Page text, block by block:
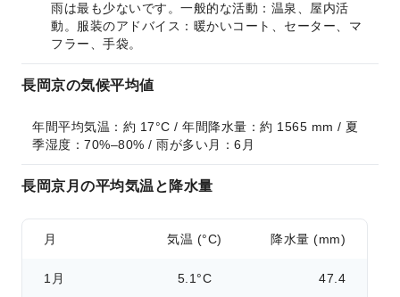
雨は最も少ないです。一般的な活動：温泉、屋内活
動。服装のアドバイス：暖かいコート、セーター、マ
フラー、手袋。
長岡京の気候平均値
年間平均気温：約 17°C / 年間降水量：約 1565 mm / 夏
季湿度：70%–80% / 雨が多い月：6月
長岡京月の平均気温と降水量
月 気温 (°C) 降水量 (mm)
1月 5.1°C 47.4